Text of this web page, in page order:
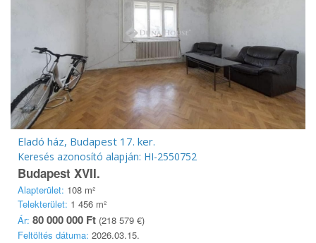
Eladó ház, Budapest 17. ker.
Keresés azonosító alapján: HI-2550752
Budapest XVII.
Alapterület: 108 m²
Telekterület: 1 456 m²
Ár: 80 000 000 Ft (218 579 €)
Feltöltés dátuma: 2026.03.15.